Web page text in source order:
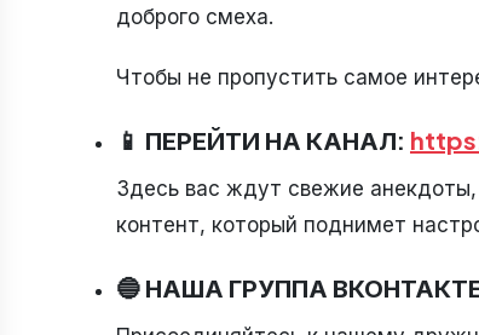
доброго смеха.
Чтобы не пропустить самое
📱 ПЕРЕЙТИ НА КАНАЛ:
Здесь вас ждут свежие
контент, который поднимет
🔵 НАША ГРУППА